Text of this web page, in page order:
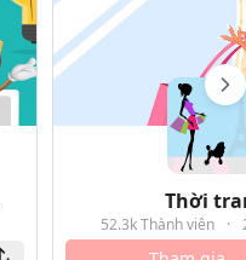
Thời
52.3k Thành viên ·